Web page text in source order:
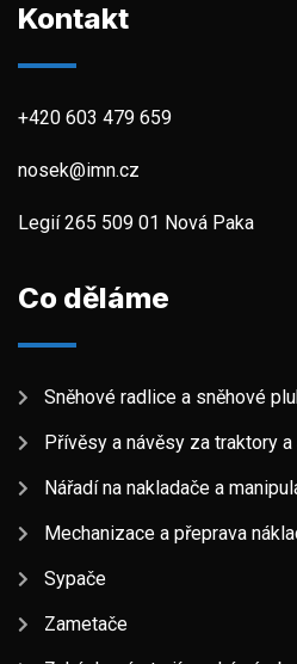
Kontakt
+420 603 479 659
nosek@imn.cz
Legií 265 509 01 Nová Paka
Co děláme
Sněhové radlice a sněhové
Přívěsy a návěsy za traktory
Nářadí na nakladače a
Mechanizace a přeprava
Sypače
Zametače